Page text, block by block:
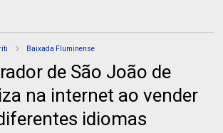
Baixada Fluminense
de São João de
na internet ao vender
idiomas